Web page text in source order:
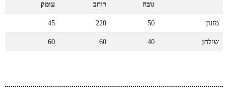
גובה רוחב עומק
מזנון 50
220
45
שולחן 40
60
60